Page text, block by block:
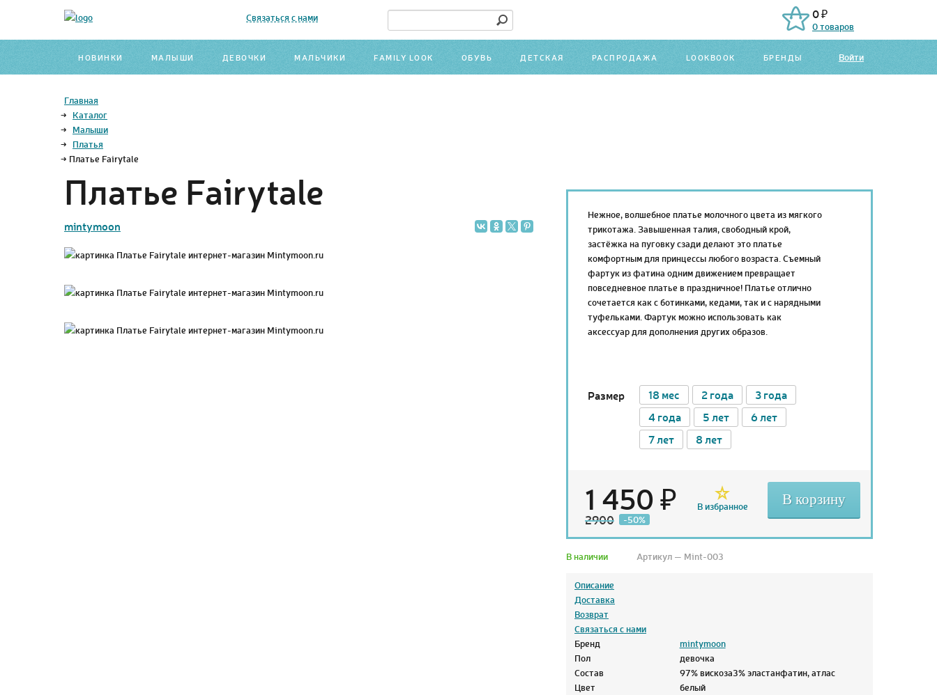
Связаться с нами 0 ₽
0 товаров
НОВИНКИ МАЛЫШИ ДЕВОЧКИ МАЛЬЧИКИ FAMILY LOOK ОБУВЬ ДЕТСКАЯ РАСПРОДАЖА LOOKBOOK БРЕНДЫ Войти
Главная
→ Каталог
→ Малыши
→ Платья
→ Платье Fairytale
Платье Fairytale
mintymoon
Нежное, волшебное платье молочного цвета из мягкого
трикотажа. Завышенная талия, свободный крой,
застёжка на пуговку сзади делают это платье
комфортным для принцессы любого возраста. Съемный
фартук из фатина одним движением превращает
повседневное платье в праздничное! Платье отлично
сочетается как с ботинками, кедами, так и с нарядными
туфельками. Фартук можно использовать как
аксессуар для дополнения других образов.
Размер 18 мес 2 года
3 года
4 года
5 лет
6 лет
7 лет
8 лет
1 450 ₽
2900 -50%
В избранное В корзину
В наличии Артикул — Mint-003
Описание
Доставка
Возврат
Связаться с нами
Бренд
mintymoon
Пол
девочка
Состав
97% вискоза3% эластанфатин, атлас
Цвет
белый